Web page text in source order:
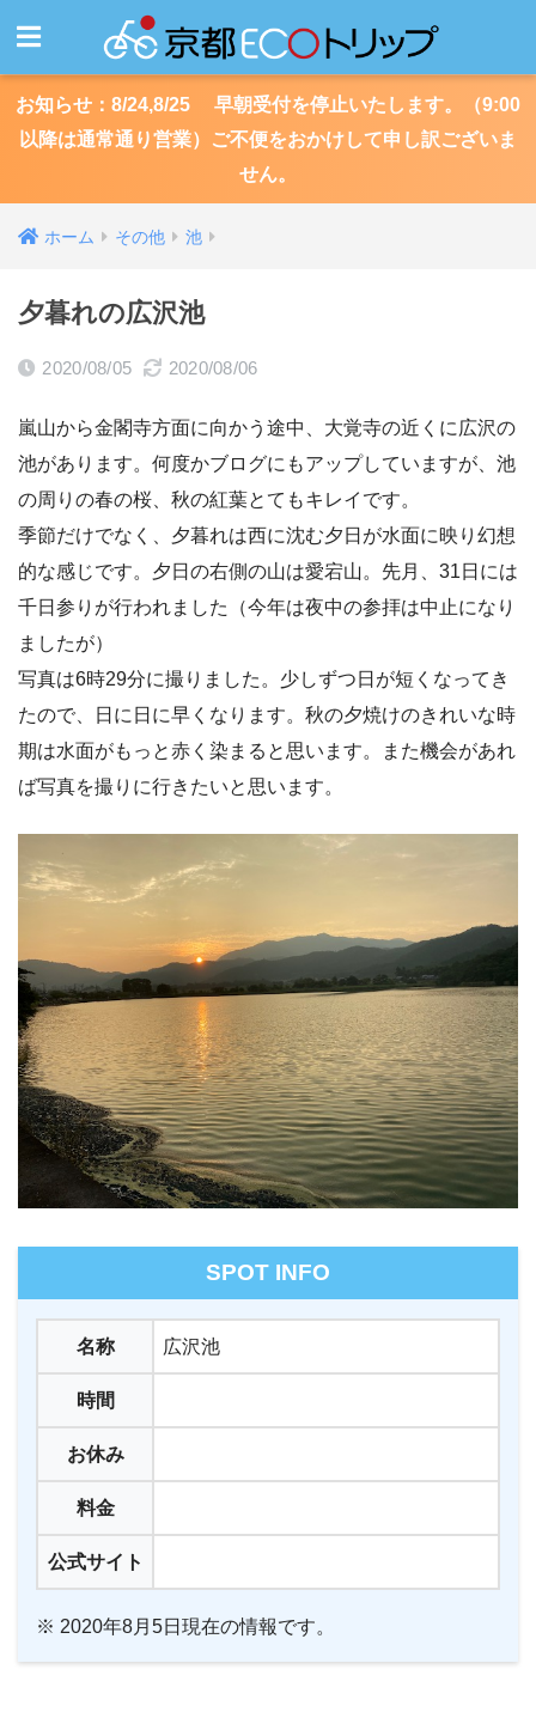
お知らせ：8/24,8/25 早朝受付を停止いたします。（9:00
以降は通常通り営業）ご不便をおかけして申し訳ございま
せん。
ホーム その他 池
夕暮れの広沢池
2020/08/05 2020/08/06
嵐山から金閣寺方面に向かう途中、大覚寺の近くに広沢の
池があります。何度かブログにもアップしていますが、池
の周りの春の桜、秋の紅葉とてもキレイです。
季節だけでなく、夕暮れは西に沈む夕日が水面に映り幻想
的な感じです。夕日の右側の山は愛宕山。先月、31日には
千日参りが行われました（今年は夜中の参拝は中止になり
ましたが）
写真は6時29分に撮りました。少しずつ日が短くなってき
たので、日に日に早くなります。秋の夕焼けのきれいな時
期は水面がもっと赤く染まると思います。また機会があれ
ば写真を撮りに行きたいと思います。
SPOT INFO
名称 広沢池
時間
お休み
料金
公式サイト
※ 2020年8月5日現在の情報です。